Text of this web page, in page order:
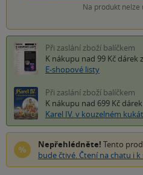
Na produkt nelze
Při zaslání zboží balíčkem
K nákupu nad 99 Kč dárek
E-shopové listy
Při zaslání zboží balíčkem
K nákupu nad 699 Kč
Karel IV. v kouzelném
Nepřehlédněte! Tento
bude čtivé. Čtení na chatu i k